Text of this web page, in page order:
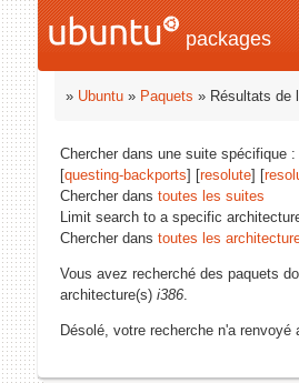
packages
» Ubuntu » Paquets » Résultats de
Chercher dans une suite spécifique :
[questing-backports] [resolute] [
Chercher dans toutes les suites
Limit search to a specific
Chercher dans toutes les
Vous avez recherché des paquets
architecture(s) i386.
Désolé, votre recherche n'a renvoyé